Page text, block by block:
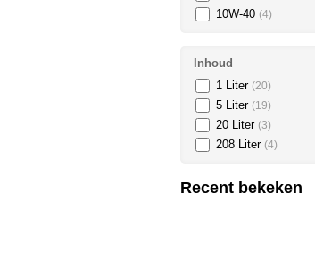
10W-40 (4)
Inhoud
1 Liter (20)
5 Liter (19)
20 Liter (3)
208 Liter (4)
Recent bekeken